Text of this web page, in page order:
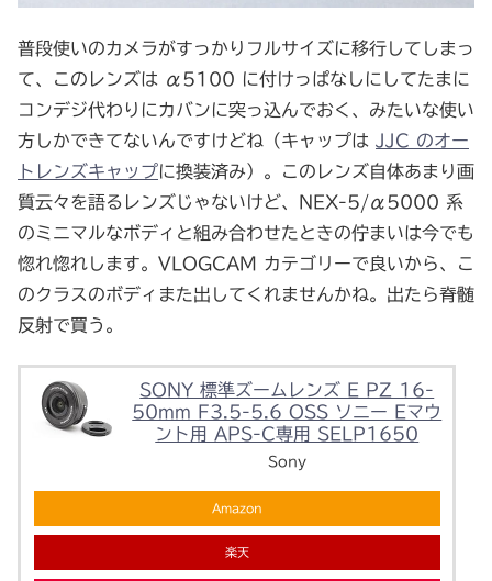
普段使いのカメラがすっかりフルサイズに移行してしまっ
て、このレンズは α5100 に付けっぱなしにしてたまに
コンデジ代わりにカバンに突っ込んでおく、みたいな使い
方しかできてないんですけどね（キャップは JJC のオー
トレンズキャップに換装済み）。このレンズ自体あまり画
質云々を語るレンズじゃないけど、NEX-5/α5000 系
のミニマルなボディと組み合わせたときの佇まいは今でも
惚れ惚れします。VLOGCAM カテゴリーで良いから、こ
のクラスのボディまた出してくれませんかね。出たら脊髄
反射で買う。
SONY 標準ズームレンズ E PZ 16-
50mm F3.5-5.6 OSS ソニー Eマウ
ント用 APS-C専用 SELP1650
Sony
Amazon
楽天